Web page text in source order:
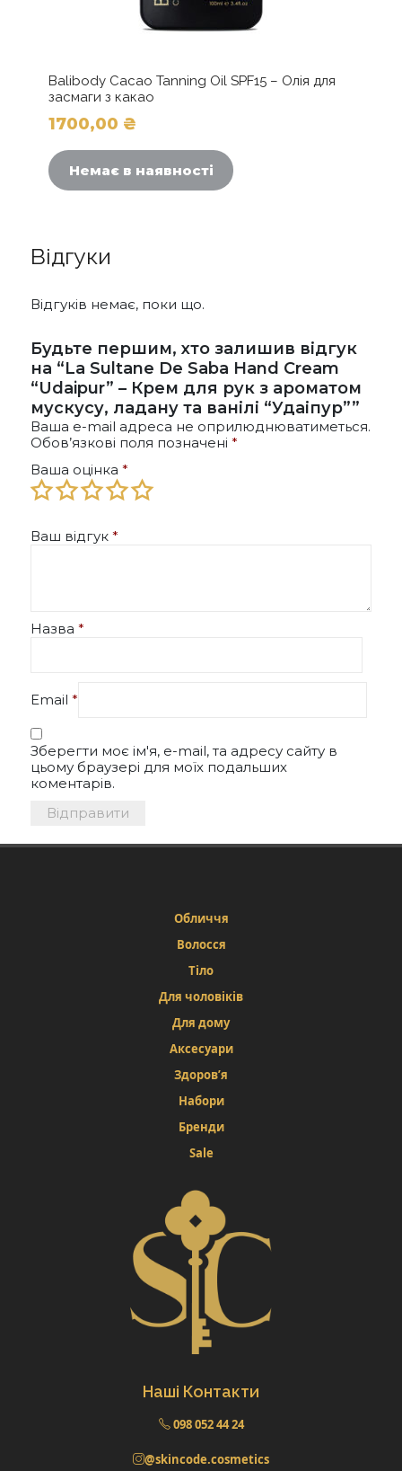
Balibody Cacao Tanning Oil SPF15 – Олія для
засмаги з какао
1700,00 ₴
Немає в наявності
Відгуки
Відгуків немає, поки що.
Будьте першим, хто залишив відгук
на “La Sultane De Saba Hand Cream
“Udaipur” – Крем для рук з ароматом
мускусу, ладану та ванілі “Удаіпур””
Ваша e-mail адреса не оприлюднюватиметься.
Обов’язкові поля позначені *
Ваша оцінка *
Ваш відгук *
Назва *
Email *
Зберегти моє ім'я, e-mail, та адресу сайту в
цьому браузері для моїх подальших
коментарів.
Обличчя
Волосся
Тіло
Для чоловіків
Для дому
Аксесуари
Здоров’я
Набори
Бренди
Sale
Наші Контакти
098 052 44 24
@skincode.cosmetics